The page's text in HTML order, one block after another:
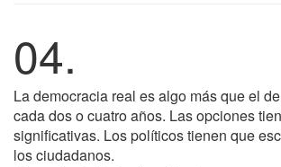
04.
La democracia real es algo más que el
cada dos o cuatro años. Las opciones
significativas. Los políticos tienen que
los ciudadanos.